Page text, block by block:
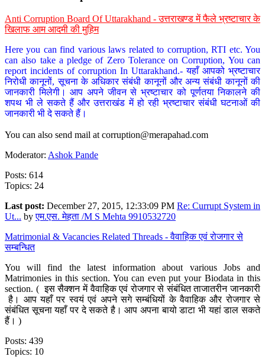
Anti Corruption Board Of Uttarakhand - उत्तराखण्ड में फैले भ्रष्टाचार के
खिलाफ आम आदमी की मुहिम
Here you can find various laws related to corruption, RTI etc. You
can also take a pledge of Zero Tolerance on Corruption, You can
report incidents of corruption In Uttarakhand.- यहाँ आपको भ्रष्टाचार
निरोधी कानूनों, सूचना के अधिकार संबंधी कानूनों और अन्य संबंधी कानूनों की
जानकारी मिलेगी। आप अपने जीवन से भ्रष्टाचार को पूर्णतया निकालने की
शपथ भी ले सकते हैं और उत्तराखंड में हो रही भ्रष्टाचार संबंधी घटनाओं की
जानकारी भी दे सकते हैं।
You can also send mail at corruption@merapahad.com
Moderator: Ashok Pande
Posts: 614
Topics: 24
Last post: December 27, 2015, 12:33:09 PM Re: Currupt System in
Ut... byएम.एस. मेहता /M S Mehta 9910532720
Matrimonial & Vacancies Related Threads - वैवाहिक एवं रोजगार से
सम्बन्धित
You will find the latest information about various Jobs and
Matrimonies in this section. You can even put your Biodata in this
section. ( इस सैक्शन में वैवाहिक एवं रोजगार से संबंधित ताजातरीन जानकारी
है। आप यहाँ पर स्वयं एवं अपने सगे सम्बंधियों के वैवाहिक और रोजगार से
संबंधित सूचना यहाँ पर दे सकते है। आप अपना बायो डाटा भी यहां डाल सकते
हैं। )
Posts: 439
Topics: 10